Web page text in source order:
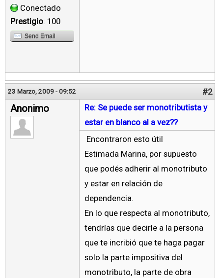
Conectado
Prestigio: 100
Send Email
23 Marzo, 2009 - 09:52 #2
Anonimo
Re: Se puede ser monotributista y
estar en blanco al a vez??
Encontraron esto útil
Estimada Marina, por supuesto
que podés adherir al monotributo
y estar en relación de
dependencia.
En lo que respecta al monotributo,
tendrías que decirle a la persona
que te incribió que te haga pagar
solo la parte impositiva del
monotributo, la parte de obra